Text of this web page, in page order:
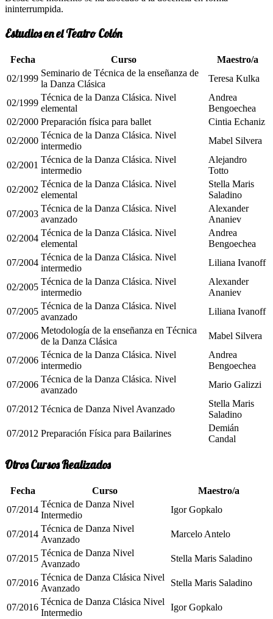
ininterrumpida.
Estudios en el Teatro Colón
Fecha Curso
Maestro/a
02/1999
Seminario de Técnica de la enseñanza de
la Danza Clásica
Teresa Kulka
02/1999
Técnica de la Danza Clásica. Nivel
elemental
Andrea
Bengoechea
02/2000 Preparación física para ballet
Cintia Echaniz
02/2000
Técnica de la Danza Clásica. Nivel
intermedio
Mabel Silvera
02/2001
Técnica de la Danza Clásica. Nivel
intermedio
Alejandro
Totto
02/2002
Técnica de la Danza Clásica. Nivel
elemental
Stella Maris
Saladino
07/2003
Técnica de la Danza Clásica. Nivel
avanzado
Alexander
Ananiev
02/2004
Técnica de la Danza Clásica. Nivel
elemental
Andrea
Bengoechea
07/2004
Técnica de la Danza Clásica. Nivel
intermedio
Liliana Ivanoff
02/2005
Técnica de la Danza Clásica. Nivel
intermedio
Alexander
Ananiev
07/2005
Técnica de la Danza Clásica. Nivel
avanzado
Liliana Ivanoff
07/2006
Metodología de la enseñanza en Técnica
de la Danza Clásica
Mabel Silvera
07/2006
Técnica de la Danza Clásica. Nivel
intermedio
Andrea
Bengoechea
07/2006
Técnica de la Danza Clásica. Nivel
avanzado
Mario Galizzi
07/2012 Técnica de Danza Nivel Avanzado
Stella Maris
Saladino
07/2012 Preparación Física para Bailarines
Demián
Candal
Otros Cursos Realizados
Fecha Curso
Maestro/a
07/2014
Técnica de Danza Nivel
Intermedio
Igor Gopkalo
07/2014
Técnica de Danza Nivel
Avanzado
Marcelo Antelo
07/2015
Técnica de Danza Nivel
Avanzado
Stella Maris Saladino
07/2016
Técnica de Danza Clásica Nivel
Avanzado
Stella Maris Saladino
07/2016
Técnica de Danza Clásica Nivel
Intermedio
Igor Gopkalo